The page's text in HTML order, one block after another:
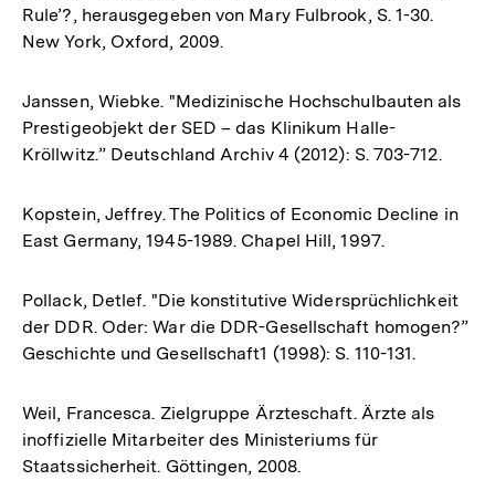
Rule’?, herausgegeben von Mary Fulbrook, S. 1-30.
New York, Oxford, 2009.
Janssen, Wiebke. "Medizinische Hochschulbauten als
Prestigeobjekt der SED – das Klinikum Halle-
Kröllwitz.” Deutschland Archiv 4 (2012): S. 703-712.
Kopstein, Jeffrey. The Politics of Economic Decline in
East Germany, 1945-1989. Chapel Hill, 1997.
Pollack, Detlef. "Die konstitutive Widersprüchlichkeit
der DDR. Oder: War die DDR-Gesellschaft homogen?”
Geschichte und Gesellschaft1 (1998): S. 110-131.
Weil, Francesca. Zielgruppe Ärzteschaft. Ärzte als
inoffizielle Mitarbeiter des Ministeriums für
Staatssicherheit. Göttingen, 2008.